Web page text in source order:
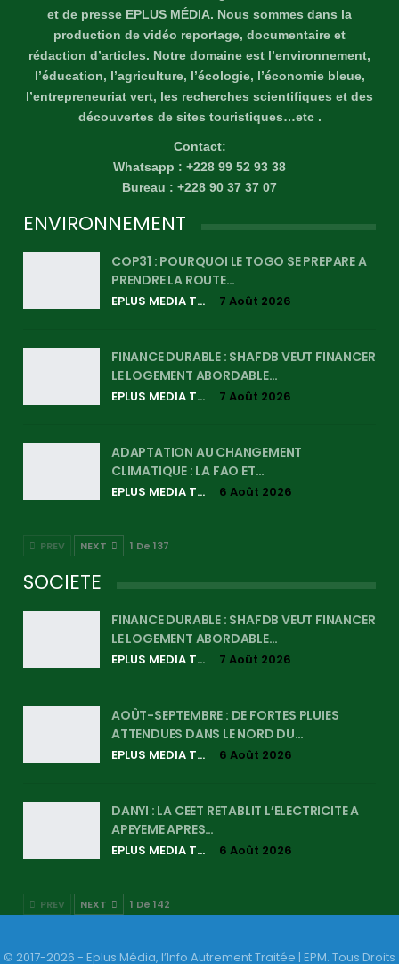
et de presse EPLUS MÉDIA. Nous sommes dans la
production de vidéo reportage, documentaire et
rédaction d’articles. Notre domaine est l’environnement,
l’éducation, l’agriculture, l’écologie, l’économie bleue,
l’entrepreneuriat vert, les recherches scientifiques et des
découvertes de sites touristiques…etc .
Contact:
Whatsapp : +228 99 52 93 38
Bureau : +228 90 37 37 07
ENVIRONNEMENT
COP31 : POURQUOI LE TOGO SE PREPARE A
PRENDRE LA ROUTE…
EPLUS MEDIA TV 7 Août 2026
FINANCE DURABLE : SHAFDB VEUT FINANCER
LE LOGEMENT ABORDABLE…
EPLUS MEDIA TV 7 Août 2026
ADAPTATION AU CHANGEMENT
CLIMATIQUE : LA FAO ET…
EPLUS MEDIA TV 6 Août 2026
PREV NEXT 1 De 137
SOCIETE
FINANCE DURABLE : SHAFDB VEUT FINANCER
LE LOGEMENT ABORDABLE…
EPLUS MEDIA TV 7 Août 2026
AOÛT-SEPTEMBRE : DE FORTES PLUIES
ATTENDUES DANS LE NORD DU…
EPLUS MEDIA TV 6 Août 2026
DANYI : LA CEET RETABLIT L’ELECTRICITE A
APEYEME APRES…
EPLUS MEDIA TV 6 Août 2026
PREV NEXT 1 De 142
© 2017-2026 - Eplus Média, l’Info Autrement Traitée | EPM. Tous Droits